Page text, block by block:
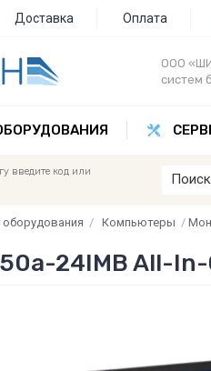
Доставка Оплата
ООО
систем
введите код или
оборудования / Компьютеры /
24IMB All-In-